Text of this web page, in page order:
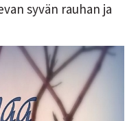
syvän rauhan ja